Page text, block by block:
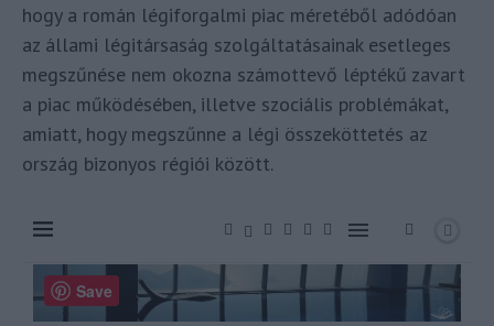
hogy a román légiforgalmi piac méretéből adódóan
az állami légitársaság szolgáltatásainak esetleges
megszűnése nem okozna számottevő léptékű zavart
a piac működésében, illetve szociális problémákat,
amiatt, hogy megszűnne a légi összeköttetés az
ország bizonyos régiói között.